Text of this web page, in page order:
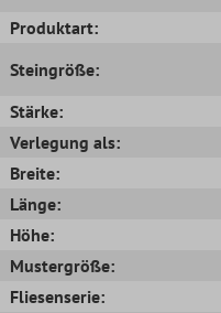
Produktart:
Steingröße:
Stärke:
Verlegung als:
Breite:
Länge:
Höhe:
Mustergröße:
Fliesenserie: